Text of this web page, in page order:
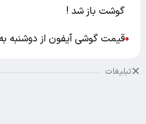
گوشت باز شد !
●قیمت گوشی آیفون از دوشنبه
تبلیغات